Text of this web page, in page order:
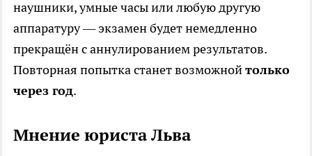
наушники, умные часы или любую другую
аппаратуру — экзамен будет немедленно
прекращён с аннулированием результатов.
Повторная попытка станет возможнойтолько
через год.
Мнение юриста Льва